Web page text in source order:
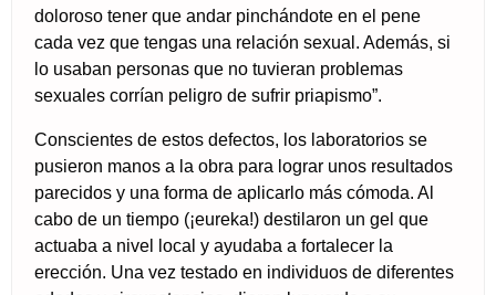
doloroso tener que andar pinchándote en el pene
cada vez que tengas una relación sexual. Además, si
lo usaban personas que no tuvieran problemas
sexuales corrían peligro de sufrir priapismo”.
Conscientes de estos defectos, los laboratorios se
pusieron manos a la obra para lograr unos resultados
parecidos y una forma de aplicarlo más cómoda. Al
cabo de un tiempo (¡eureka!) destilaron un gel que
actuaba a nivel local y ayudaba a fortalecer la
erección. Una vez testado en individuos de diferentes